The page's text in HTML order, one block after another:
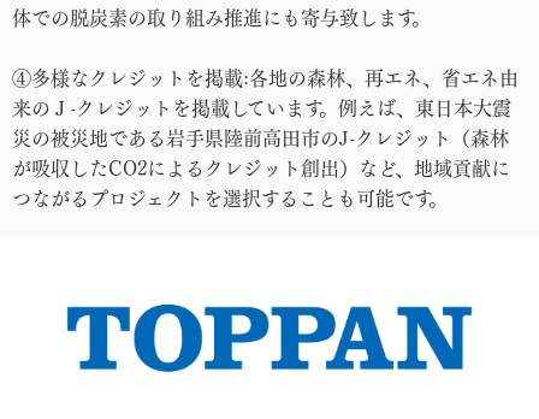
体での脱炭素の取り組み推進にも寄与致します。
④多様なクレジットを掲載:各地の森林、再エネ、省エネ由
来のＪ-クレジットを掲載しています。例えば、東日本大震
災の被災地である岩手県陸前高田市のJ-クレジット（森林
が吸収したCO2によるクレジット創出）など、地域貢献に
つながるプロジェクトを選択することも可能です。